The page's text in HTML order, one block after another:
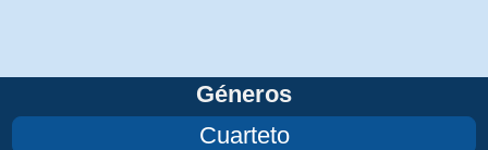
Géneros
Cuarteto